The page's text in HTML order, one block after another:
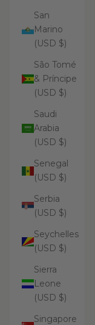
San
Marino
(USD $)
São Tomé
& Príncipe
(USD $)
Saudi
Arabia
(USD $)
Senegal
(USD $)
Serbia
(USD $)
Seychelles
(USD $)
Sierra
Leone
(USD $)
Singapore